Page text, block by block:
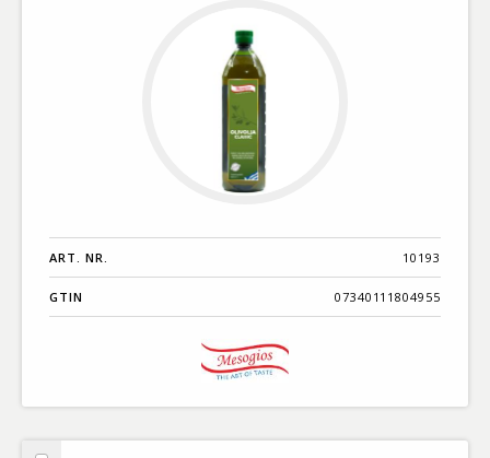
ART. NR. 10193
GTIN 07340111804955